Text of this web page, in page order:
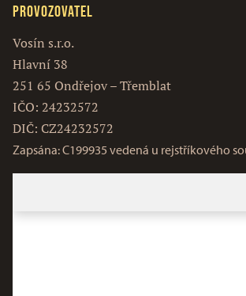
Provozovatel
Vosín s.r.o.
Hlavní 38
251 65 Ondřejov – Třemblat
IČO: 24232572
DIČ: CZ24232572
Zapsána: C199935 vedená u rejstříkového